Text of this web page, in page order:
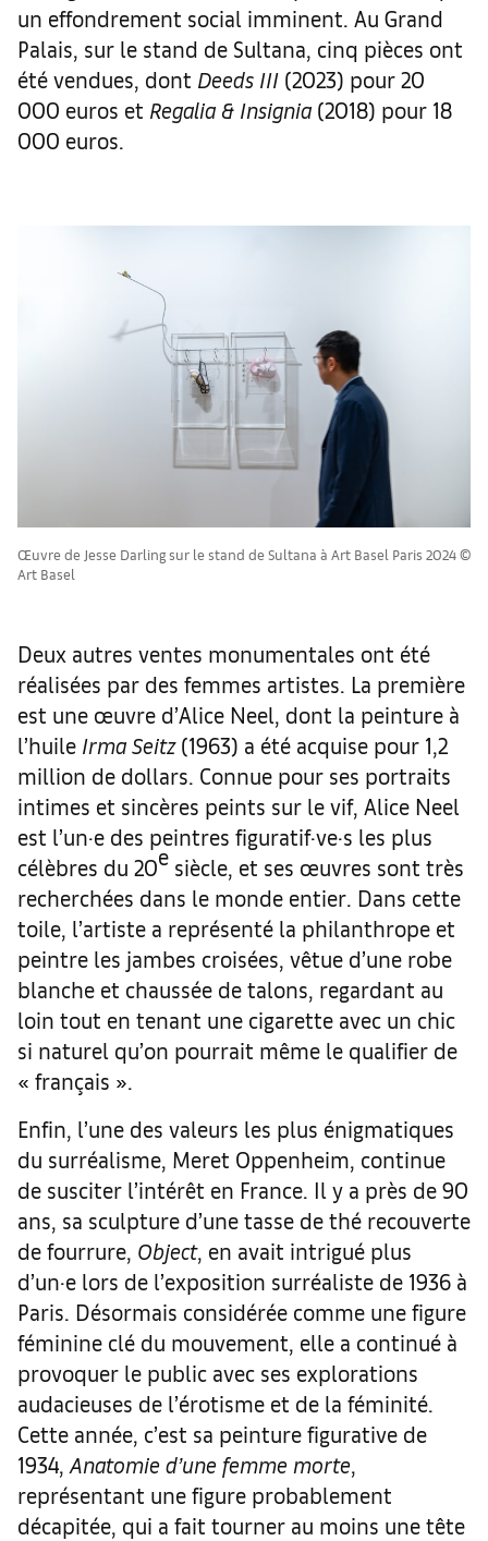
un effondrement social imminent. Au Grand
Palais, sur le stand de Sultana, cinq pièces ont
été vendues, dont Deeds III (2023) pour 20
000 euros et Regalia & Insignia (2018) pour 18
000 euros.
Œuvre de Jesse Darling sur le stand de Sultana à Art Basel Paris 2024 ©
Art Basel
Deux autres ventes monumentales ont été
réalisées par des femmes artistes. La première
est une œuvre d’Alice Neel, dont la peinture à
l’huile Irma Seitz(1963) a été acquise pour 1,2
million de dollars. Connue pour ses portraits
intimes et sincères peints sur le vif, Alice Neel
est l’un·e des peintres figuratif·ve·s les plus
célèbres du 20e siècle, et ses œuvres sont très
recherchées dans le monde entier. Dans cette
toile, l’artiste a représenté la philanthrope et
peintre les jambes croisées, vêtue d’une robe
blanche et chaussée de talons, regardant au
loin tout en tenant une cigarette avec un chic
si naturel qu’on pourrait même le qualifier de
« français ».
Enfin, l’une des valeurs les plus énigmatiques
du surréalisme, Meret Oppenheim, continue
de susciter l’intérêt en France. Il y a près de 90
ans, sa sculpture d’une tasse de thé recouverte
de fourrure, Object, en avait intrigué plus
d’un·e lors de l’exposition surréaliste de 1936 à
Paris. Désormais considérée comme une figure
féminine clé du mouvement, elle a continué à
provoquer le public avec ses explorations
audacieuses de l’érotisme et de la féminité.
Cette année, c’est sa peinture figurative de
1934, Anatomie d’une femme morte,
représentant une figure probablement
décapitée, qui a fait tourner au moins une tête